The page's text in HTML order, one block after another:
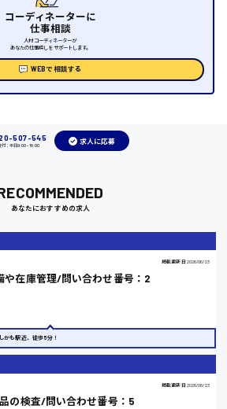
コーディネーターに
仕事相談
人材コーディネーターが
あなたの仕事探しをサポートします。
WEBで相談する
507-545
付：平日9:00 - 18:00
求人に応募
あなたにおすすめの求人
掲載更新日 2026/06/23
や在庫管理/問い合わせ番号：2
かも駅近、徒歩5分！
掲載更新日 2026/06/23
の検査/問い合わせ番号：5